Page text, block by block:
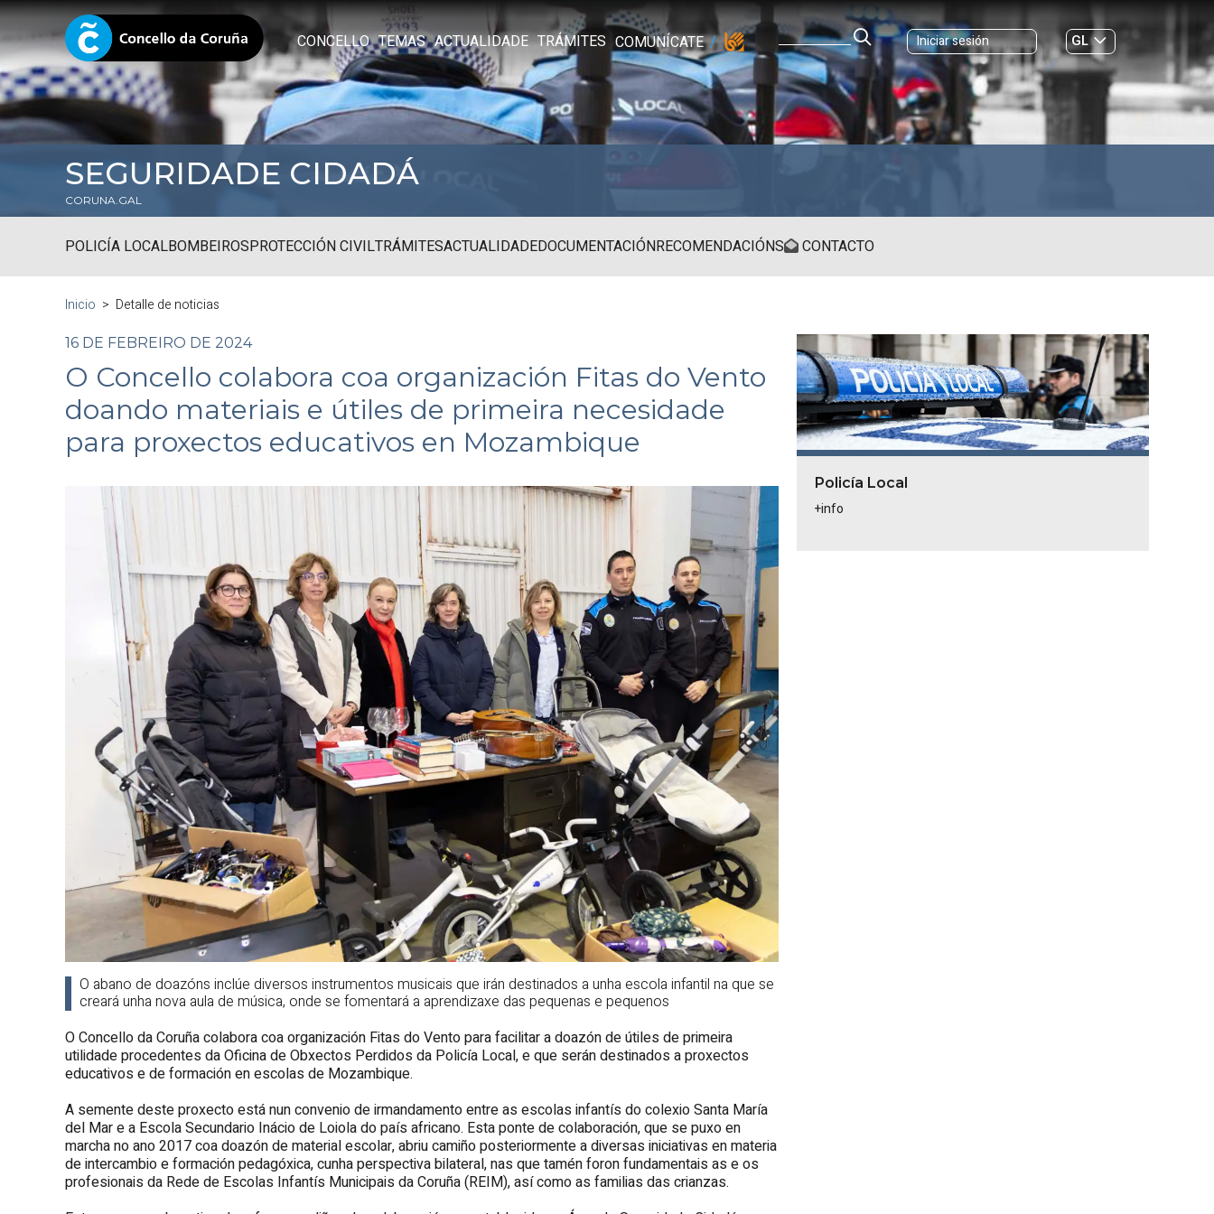
CONCELLO TEMAS ACTUALIDADE TRÁMITES COMUNÍCATE Iniciar sesión
GL
ES|
SEGURIDADE CIDADÁ
CORUNA.GAL
POLICÍA LOCALBOMBEIROSPROTECCIÓN CIVILTRÁMITESACTUALIDADEDOCUMENTACIÓNRECOMENDACIÓNS CONTACTO
Inicio Detalle de noticias
16 DE FEBREIRO DE 2024
O Concello colabora coa organización Fitas do Vento
doando materiais e útiles de primeira necesidade
para proxectos educativos en Mozambique
O abano de doazóns inclúe diversos instrumentos musicais que irán destinados a unha escola infantil na que se
creará unha nova aula de música, onde se fomentará a aprendizaxe das pequenas e pequenos
O Concello da Coruña colabora coa organización Fitas do Vento para facilitar a doazón de útiles de primeira
utilidade procedentes da Oficina de Obxectos Perdidos da Policía Local, e que serán destinados a proxectos
educativos e de formación en escolas de Mozambique.
A semente deste proxecto está nun convenio de irmandamento entre as escolas infantís do colexio Santa María
del Mar e a Escola Secundario Inácio de Loiola do país africano. Esta ponte de colaboración, que se puxo en
marcha no ano 2017 coa doazón de material escolar, abriu camiño posteriormente a diversas iniciativas en materia
de intercambio e formación pedagóxica, cunha perspectiva bilateral, nas que tamén foron fundamentais as e os
profesionais da Rede de Escolas Infantís Municipais da Coruña (REIM), así como as familias das crianzas.
Policía Local
+info